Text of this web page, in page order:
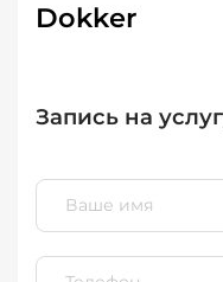
Dokker
Запись на